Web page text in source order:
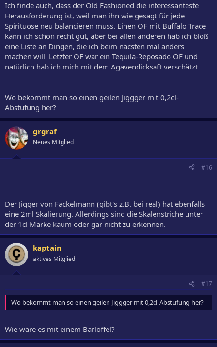
Ich finde auch, dass der Old Fashioned die interessanteste
Herausforderung ist, weil man ihn wie gesagt für jede
Spirituose neu balancieren muss. Einen OF mit Buffalo Trace
kann ich schon recht gut, aber bei allen anderen hab ich bloß
eine Liste an Dingen, die ich beim näcsten mal anders
machen will. Letzter OF war ein Tequila-Reposado OF und
natürlich hab ich mich mit dem Agavendicksaft verschätzt.
Wo bekommt man so einen geilen Jiggger mit 0,2cl-
Abstufung her?
grgraf
Neues Mitglied
#16
Der Jigger von Fackelmann (gibt's z.B. bei real) hat ebenfalls
eine 2ml Skalierung. Allerdings sind die Skalenstriche unter
der 1cl Marke kaum oder gar nicht zu erkennen.
kaptain
aktives Mitglied
#17
Wo bekommt man so einen geilen Jiggger mit 0,2cl-Abstufung her?
Wie wäre es mit einem Barlöffel?